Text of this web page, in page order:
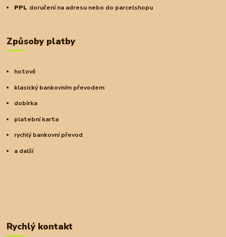
PPL doručení na adresu nebo do parcelshopu
Způsoby platby
hotově
klasický bankovním převodem
dobírka
platební karta
rychlý bankovní převod
a další
Rychlý kontakt